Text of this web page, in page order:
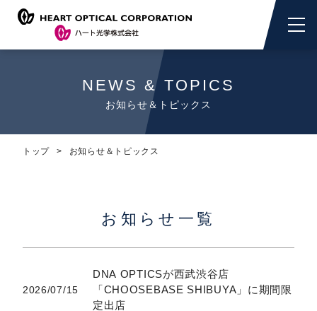
NEWS & TOPICS
お知らせ＆トピックス
トップ お知らせ＆トピックス
お知らせ一覧
2026/07/15
DNA OPTICSが西武渋谷店
「CHOOSEBASE SHIBUYA」に期間限
定出店